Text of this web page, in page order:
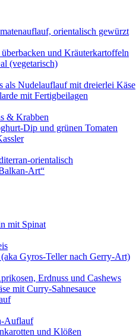
orientalisch gewürzt
und Kräuterkartoffeln
(vegetarisch)
als Nudelauflauf mit dreierlei Käse
mit Fertigbeilagen
& Krabben
Dip und grünen Tomaten
orientalisch
Art“
mit Spinat
Gyros-Teller nach Gerry-Art)
Erdnuss und Cashews
mit Curry-Sahnesauce
Auflauf
und Klößen